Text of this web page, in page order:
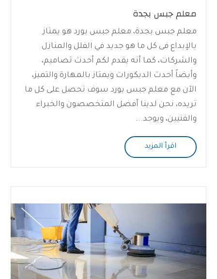
معلم جبس بجدة
معلم جبس بجدة، معلم جبس بورد هو يمتاز
بالإبداع فى كل ما هو جديد في الفلل والمنازل
والشركات، كما أنه يقدم لكم أحدث تصاميم،
وأيضاً أحدث الديكورات ويمتاز بالمهارة والتميز،
الآن مع معلم جبس بورد سوف تحصل على كل ما
تريده، نحن لدينا أفضل المتخصصون والخبراء
والفنيين، ويوجد...
اقرأ المزيد